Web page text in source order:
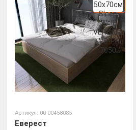
Артикул: 00-00458085
Еверест